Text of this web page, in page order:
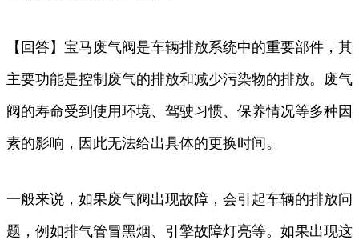
【回答】宝马废气阀是车辆排放系统中的重要部件，其
主要功能是控制废气的排放和减少污染物的排放。废气
阀的寿命受到使用环境、驾驶习惯、保养情况等多种因
素的影响，因此无法给出具体的更换时间。
一般来说，如果废气阀出现故障，会引起车辆的排放问
题，例如排气管冒黑烟、引擎故障灯亮等。如果出现这